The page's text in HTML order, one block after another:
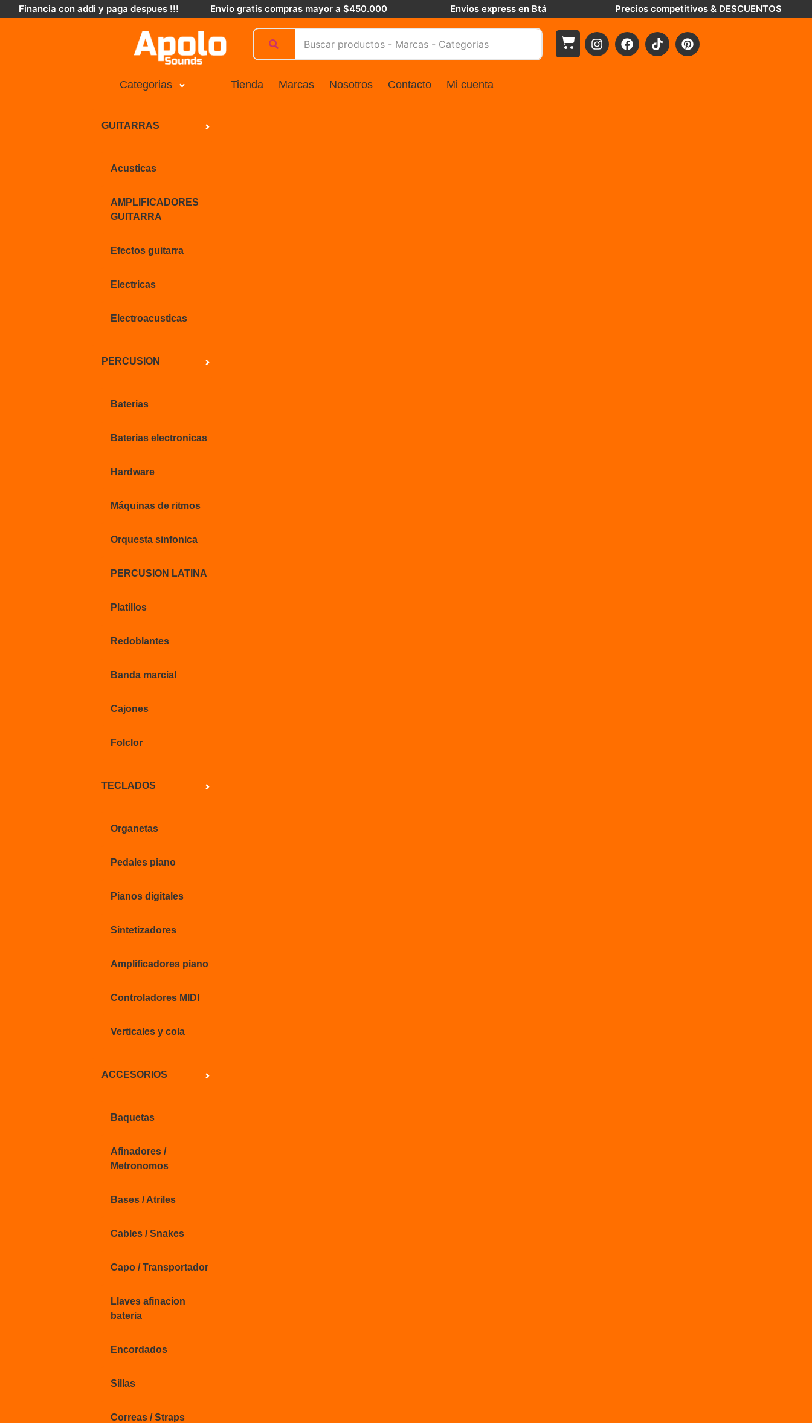
Financia con addi y paga despues !!! Envio gratis compras mayor a $450.000 Envios express en Btá Precios competitivos & DESCUENTOS
Categorias
GUITARRAS
Acusticas
AMPLIFICADORES
GUITARRA
Efectos guitarra
Electricas
Electroacusticas
PERCUSION
Baterias
Baterias electronicas
Hardware
Máquinas de ritmos
Orquesta sinfonica
PERCUSION LATINA
Platillos
Redoblantes
Banda marcial
Cajones
Folclor
TECLADOS
Organetas
Pedales piano
Pianos digitales
Sintetizadores
Amplificadores piano
Controladores MIDI
Verticales y cola
ACCESORIOS
Baquetas
Afinadores /
Metronomos
Bases / Atriles
Cables / Snakes
Capo / Transportador
Llaves afinacion
bateria
Encordados
Sillas
Correas / Straps
Tienda Marcas Nosotros Contacto Mi cuenta